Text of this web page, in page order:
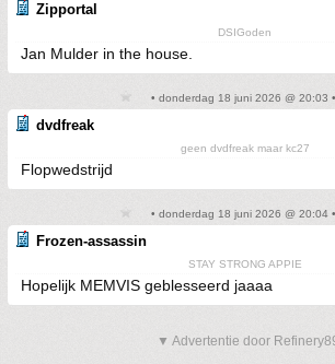
Zipportal
DSIGoden
Jan Mulder in the house.
• donderdag 18 juni 2026 @ 20:03
dvdfreak
geen dvdfreak maar kc27
Flopwedstrijd
• donderdag 18 juni 2026 @ 20:04
Frozen-assassin
STAY STRONG APPIE
Hopelijk MEMVIS geblesseerd jaaaa
▼ Advertentie door